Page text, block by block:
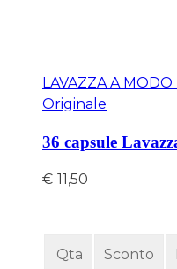
LAVAZZA A
Originale
36 capsule
€ 11,50
Qta
Sconto